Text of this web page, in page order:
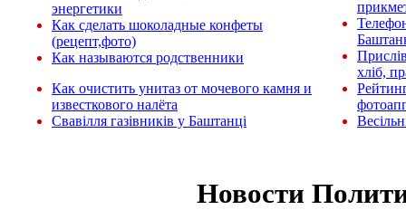
энергетики
Как сделать шоколадные конфеты
(рецепт,фото)
Как называются родственники
Как очистить унитаз от мочевого камня и
известкового налёта
Свавілля газівників у Баштанці
хліб,
Новости